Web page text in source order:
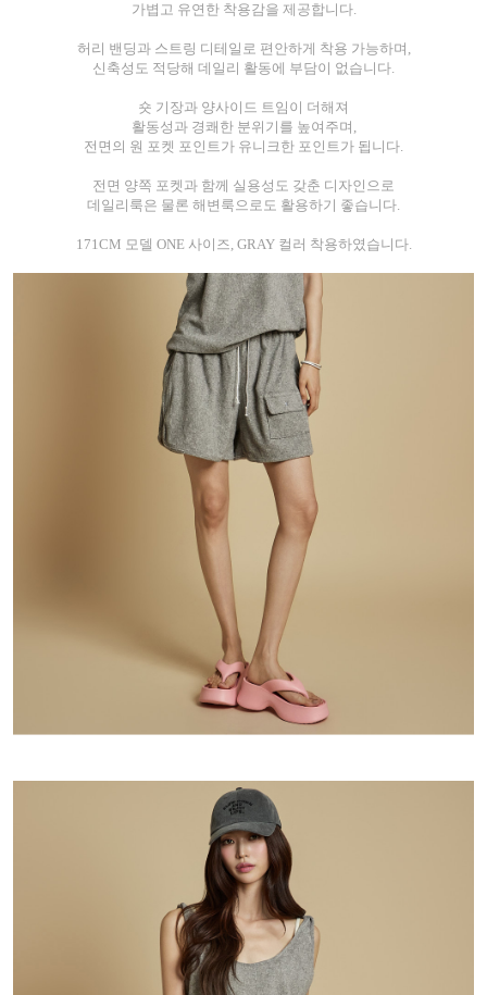
가볍고 유연한 착용감을 제공합니다.
허리 밴딩과 스트링 디테일로 편안하게 착용 가능하며,
신축성도 적당해 데일리 활동에 부담이 없습니다.
숏 기장과 양사이드 트임이 더해져
활동성과 경쾌한 분위기를 높여주며,
전면의 원 포켓 포인트가 유니크한 포인트가 됩니다.
전면 양쪽 포켓과 함께 실용성도 갖춘 디자인으로
데일리룩은 물론 해변룩으로도 활용하기 좋습니다.
171CM 모델 ONE 사이즈, GRAY 컬러 착용하였습니다.